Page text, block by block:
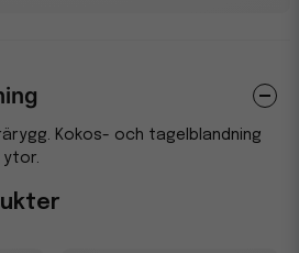
Kokos- och tagelblandning
ytor.